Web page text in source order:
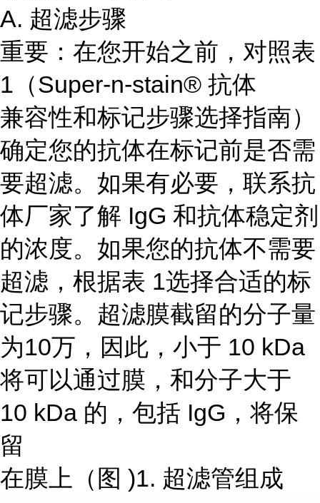
A. 超滤步骤
重要：在您开始之前，对照表
1（Super-n-stain® 抗体
兼容性和标记步骤选择指南）
确定您的抗体在标记前是否需
要超滤。如果有必要，联系抗
体厂家了解 IgG 和抗体稳定剂
的浓度。如果您的抗体不需要
超滤，根据表 1选择合适的标
记步骤。超滤膜截留的分子量
为10万，因此，小于 10 kDa
将可以通过膜，和分子大于
10 kDa 的，包括 IgG，将保
留
在膜上（图 )1. 超滤管组成